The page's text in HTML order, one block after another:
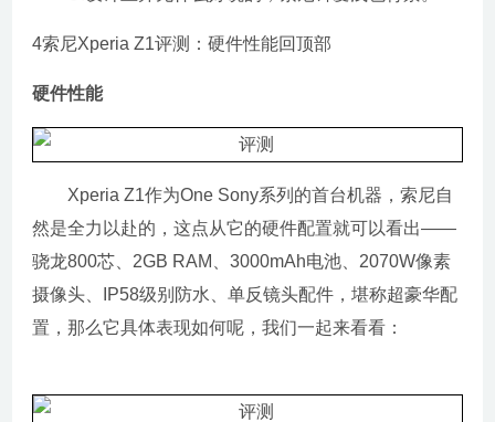
4索尼Xperia Z1评测：硬件性能回顶部
硬件性能
Xperia Z1作为One Sony系列的首台机器，索尼自
然是全力以赴的，这点从它的硬件配置就可以看出——
骁龙800芯、2GB RAM、3000mAh电池、2070W像素
摄像头、IP58级别防水、单反镜头配件，堪称超豪华配
置，那么它具体表现如何呢，我们一起来看看：